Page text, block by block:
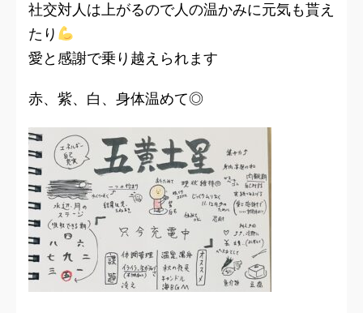
社交対人は上がるので人の温かみに元気も貰え
たり
愛と感謝で乗り越えられます
赤、紫、白、身体温めて◎